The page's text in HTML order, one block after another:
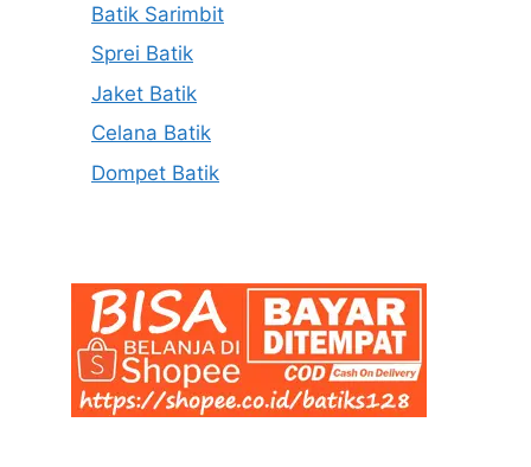
Batik Sarimbit
Sprei Batik
Jaket Batik
Celana Batik
Dompet Batik